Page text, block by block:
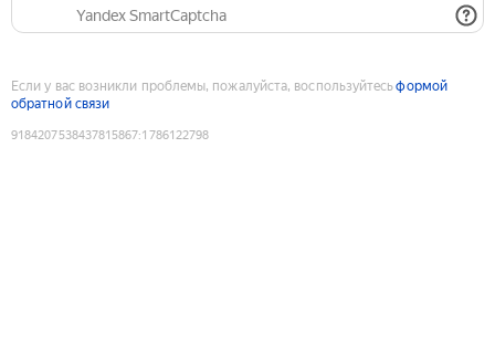
Yandex SmartCaptcha
Если у вас возникли проблемы, пожалуйста, воспользуйтесьформой
обратной связи
9184207538437815867:1786122798